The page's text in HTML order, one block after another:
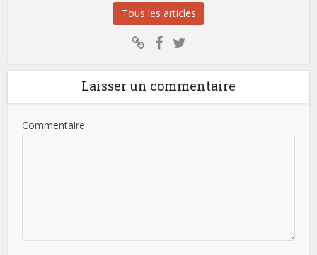
Tous les articles
Laisser un commentaire
Commentaire